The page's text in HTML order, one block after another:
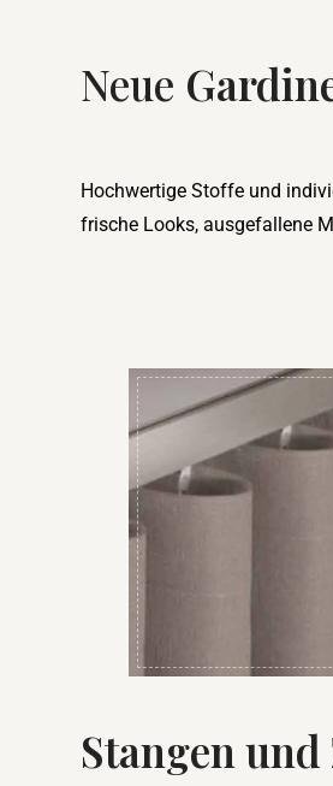
Neue
Hochwertige Stoffe und
frische Looks, ausgefallene
Stangen